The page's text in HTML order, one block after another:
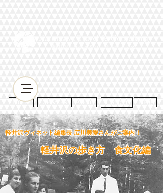
Home
軽井沢ヴィネット編集長 広川美愛さんがご案内！
軽井沢の歩き方 食文化編